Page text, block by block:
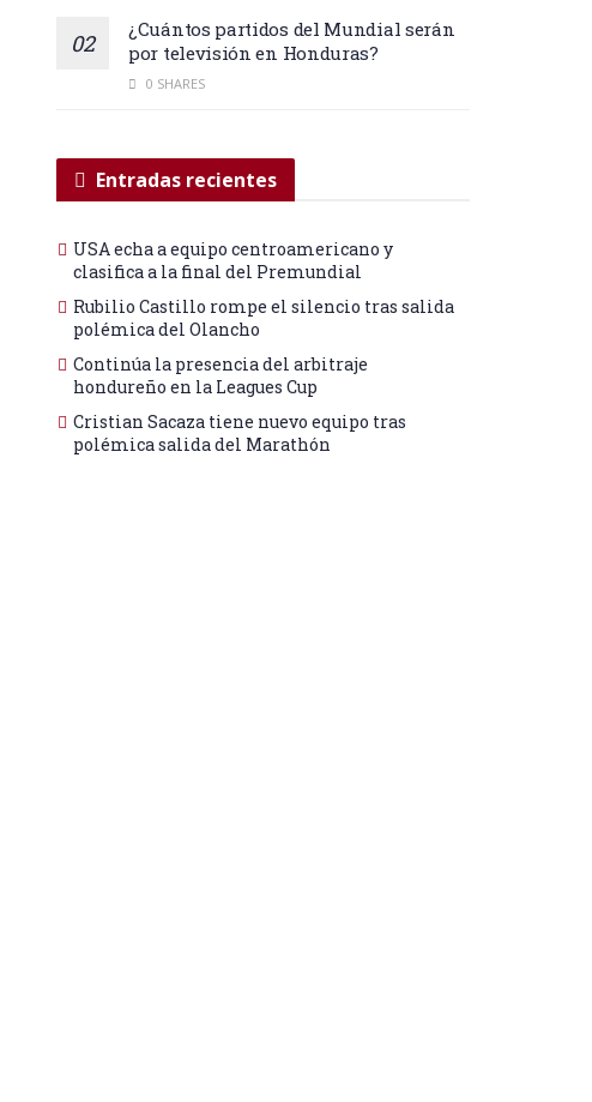
¿Cuántos partidos del Mundial serán
por televisión en Honduras?
0 SHARES
Entradas recientes
USA echa a equipo centroamericano y
clasifica a la final del Premundial
Rubilio Castillo rompe el silencio tras salida
polémica del Olancho
Continúa la presencia del arbitraje
hondureño en la Leagues Cup
Cristian Sacaza tiene nuevo equipo tras
polémica salida del Marathón